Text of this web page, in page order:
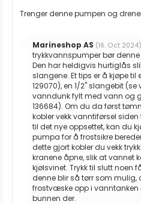
Omtaletekst:
Trenger denne pumpen og
Svar
fra:
Marineshop AS (16. Oct 2024)
trykkvannspumper bør
Den har heldigvis hurtiglås
slangene. Et tips er å kjøpe til
129070), en 1/2" slangebit (se
vanndunk fylt med vann og
136684). Om du da først
kobler vekk vanntiførsel
til det nye oppsettet, kan du
pumpa for å frostsikre
dette gjort kobler du vekk
kranene åpne, slik at vannet
kjølsvinet. Trykk til slutt noen
denne blir så tørr som mulig,
frostvæske opp i vanntanken
bunnen der.